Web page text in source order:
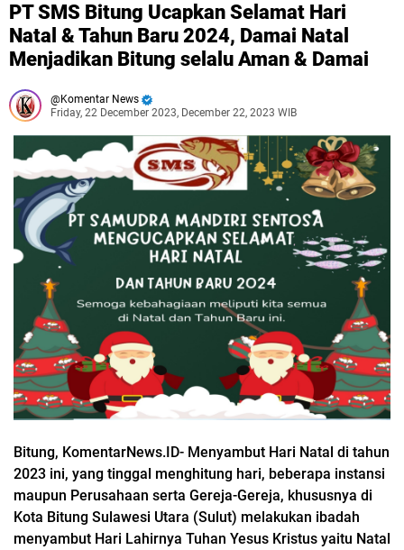
PT SMS Bitung Ucapkan Selamat Hari
Natal & Tahun Baru 2024, Damai Natal
Menjadikan Bitung selalu Aman & Damai
Komentar News
Friday, 22 December 2023, December 22, 2023 WIB
Bitung, KomentarNews.ID- Menyambut Hari Natal di tahun
2023 ini, yang tinggal menghitung hari, beberapa instansi
maupun Perusahaan serta Gereja-Gereja, khususnya di
Kota Bitung Sulawesi Utara (Sulut) melakukan ibadah
menyambut Hari Lahirnya Tuhan Yesus Kristus yaitu Natal